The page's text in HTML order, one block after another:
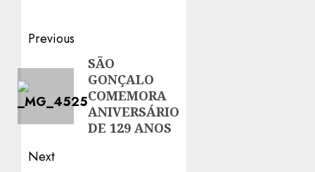
Post
navigation
Previous
Previous
post:
SÃO
GONÇALO
COMEMORA
ANIVERSÁRIO
DE 129 ANOS
Next